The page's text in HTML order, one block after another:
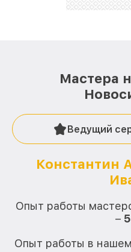
Мастера
Ведущий
Константин
Опыт работы
–
Опыт работы в